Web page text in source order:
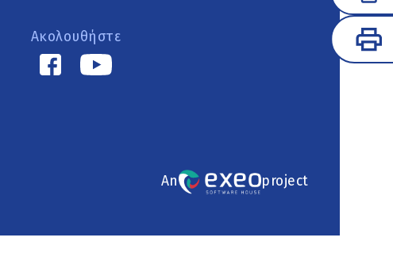
Ακολουθήστε
An project